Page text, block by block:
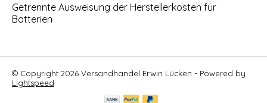
Getrennte Ausweisung der Herstellerkosten für
Batterien
© Copyright 2026 Versandhandel Erwin Lücken - Powered by
Lightspeed